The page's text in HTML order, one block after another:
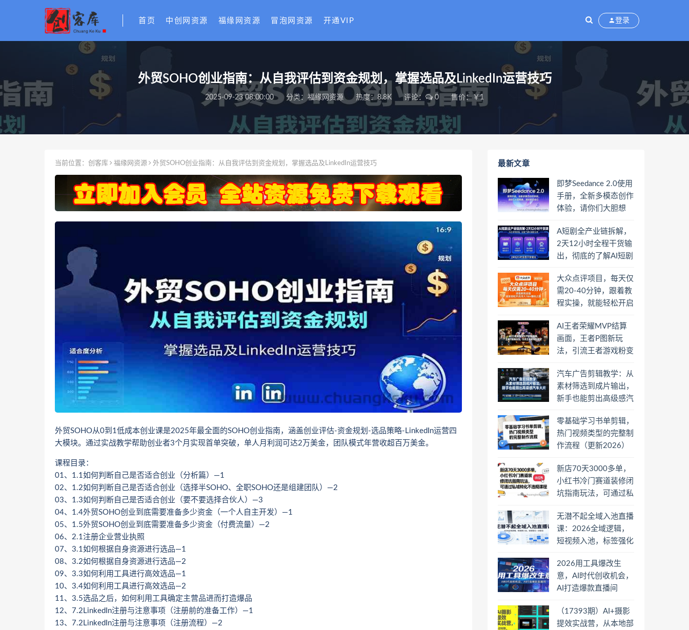
首页 中创网资源 福缘网资源 冒泡网资源 开通VIP 登录
外贸SOHO创业指南：从自我评估到资金规划，掌握选品及LinkedIn运营技巧
2025-09-23 08:00:00 分类： 福缘网资源 热度：8.8K 评论： 0 售价：￥1
当前位置： 创客库 福缘网资源 外贸SOHO创业指南：从自我评估到资金规划，掌握选品及LinkedIn运营技巧
外贸SOHO从0到1低成本创业课是2025年最全面的SOHO创业指南，涵盖创业评估-资金规划-选品策略-LinkedIn运营四
大模块。通过实战教学帮助创业者3个月实现首单突破，单人月利润可达2万美金，团队模式年营收超百万美金。
课程目录：
01、1.1如何判断自己是否适合创业（分析篇）—1
02、1.2如何判断自己是否适合创业（选择半SOHO、全职SOHO还是组建团队）—2
03、1.3如何判断自己是否适合创业（要不要选择合伙人）—3
04、1.4外贸SOHO创业到底需要准备多少资金（一个人自主开发）—1
05、1.5外贸SOHO创业到底需要准备多少资金（付费流量）—2
06、2.1注册企业营业执照
07、3.1如何根据自身资源进行选品—1
08、3.2如何根据自身资源进行选品—2
09、3.3如何利用工具进行高效选品—1
10、3.4如何利用工具进行高效选品—2
11、3.5选品之后，如何利用工具确定主营品进而打造爆品
12、7.2LinkedIn注册与注意事项（注册前的准备工作）—1
13、7.2LinkedIn注册与注意事项（注册流程）—2
最新文章
即梦Seedance 2.0使用
手册，全新多模态创作
体验，请你们大胆想
A短剧全产业链拆解，
2天12小时全程干货输
出，彻底的了解AI短剧
大众点评项目，每天仅
需20-40分钟，跟着教
程实操，就能轻松开启
AI王者荣耀MVP结算
画面，王者P图新玩
法，引流王者游戏粉变
汽车广告剪辑教学：从
素材筛选到成片输出，
新手也能剪出高级感汽
零基础学习书单剪辑，
热门视频类型的完整制
作流程（更新2026）
新店70天3000多单，
小红书冷门赛道装修闭
坑指南玩法，可通过私
无潜不起全域入池直播
课：2026全域逻辑，
短视频入池，标签强化
2026用工具爆改生
意，AI时代创收机会，
AI打造爆款直播间
（17393期）AI+摄影
提效实战营，从本地部